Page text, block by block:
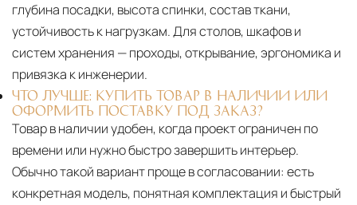
глубина посадки, высота спинки, состав ткани,
устойчивость к нагрузкам. Для столов, шкафов и
систем хранения — проходы, открывание, эргономика и
привязка к инженерии.
ЧТО ЛУЧШЕ: КУПИТЬ ТОВАР В НАЛИЧИИ ИЛИ
ОФОРМИТЬ ПОСТАВКУ ПОД ЗАКАЗ?
Товар в наличии удобен, когда проект ограничен по
времени или нужно быстро завершить интерьер.
Обычно такой вариант проще в согласовании: есть
конкретная модель, понятная комплектация и быстрый